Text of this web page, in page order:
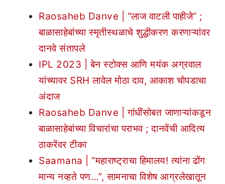
Raosaheb Danve | “लाज वाटली पाहीजे” ;
बाळासाहेबांच्या स्मृतीस्थळाचे शुद्धीकरण करणाऱ्यांवर
दानवे संतापले
IPL 2023 | बेन स्टोक्स आणि मयंक अग्रवाल
यांच्यावर SRH लावेल मोठा दाव, आकाश चोपडाचा
अंदाज
Raosaheb Danve | गांधींसोबत जाणाऱ्यांकडून
बाळासाहेबांच्या विचारांचा पराभव ; दानवेंची आदित्य
ठाकरेंवर टीका
Saamana | “महाराष्ट्राचा हिमालय! त्यांना ढोंग
मान्य नव्हते पण…”, सामनाचा विशेष आग्रलेखातून